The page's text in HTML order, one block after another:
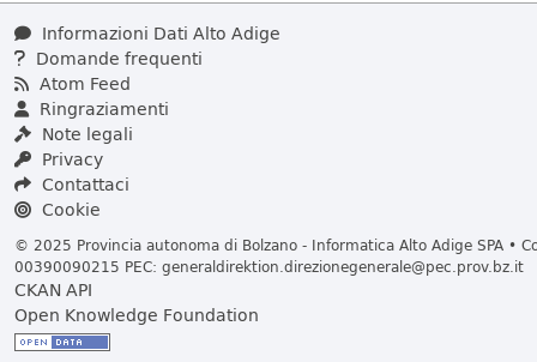
Informazioni Dati Alto Adige
Domande frequenti
Atom Feed
Ringraziamenti
Note legali
Privacy
Contattaci
Cookie
© 2025 Provincia autonoma di Bolzano - Informatica Alto Adige SPA •
00390090215 PEC: generaldirektion.direzionegenerale@pec.prov.bz.it
CKAN API
Open Knowledge Foundation